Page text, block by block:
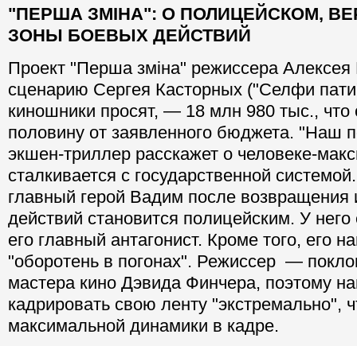
"ПЕРША ЗМІНА": О ПОЛИЦЕЙСКОМ,
ЗОНЫ БОЕВЫХ ДЕЙСТВИЙ
Проект "Перша зміна" режиссера Алексея
сценарию Сергея Касторных ("Селфи
киношники просят, — 18 млн 980 тыс., что
половину от заявленного бюджета. "Наш
экшен-триллер расскажет о человеке-
сталкивается с государственной
главный герой Вадим после возвращения
действий становится полицейским. У него
его главный антагонист. Кроме того, его
"оборотень в погонах". Режиссер —
мастера кино Дэвида Финчера, поэтому
кадрировать свою ленту "экстремально",
максимальной динамики в кадре.